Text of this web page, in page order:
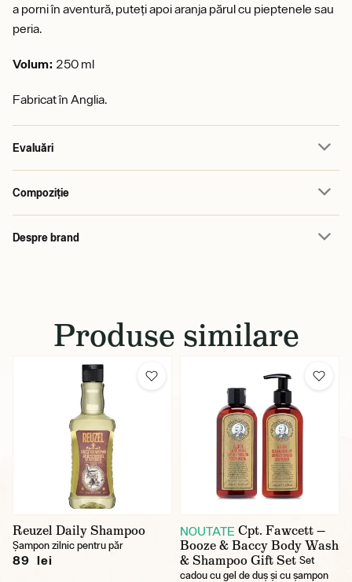
a porni în aventură, puteți apoi aranja părul cu pieptenele sau
peria.
Volum: 250 ml
Fabricat în Anglia.
Evaluări
Compoziție
Despre brand
Produse similare
Reuzel Daily Shampoo
Șampon zilnic pentru păr
89 lei
NOUTATE Cpt. Fawcett —
Booze & Baccy Body Wash
& Shampoo Gift Set Set
cadou cu gel de duș și cu șampon